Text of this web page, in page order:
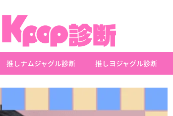
推しナムジャグル診断 推しヨジャグル診断